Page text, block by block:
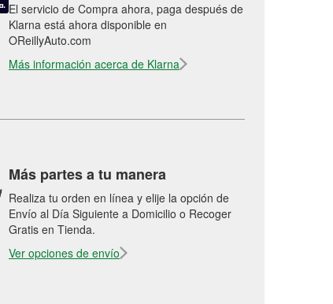
El servicio de Compra ahora, paga después de
Klarna está ahora disponible en
OReillyAuto.com
Más información acerca de Klarna
Más partes a tu manera
Realiza tu orden en línea y elije la opción de
Envío al Día Siguiente a Domicilio o Recoger
Gratis en Tienda.
Ver opciones de envío